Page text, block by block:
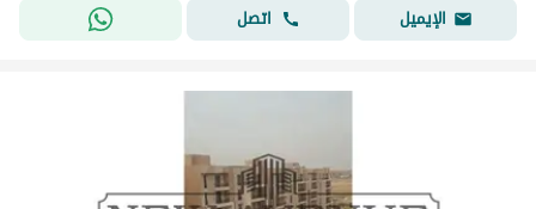
الإيميل
اتصل